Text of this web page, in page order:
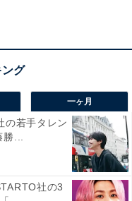
ている「天丼」をは
豊かなメニューがそ
ぷらなど100品以上
べ放題も人気です。
める上品なメニュー
備されていて、家族
庫県）」「子供や高
一ヶ月
の若手タレン
...
社の3